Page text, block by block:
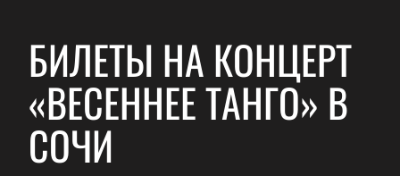
БИЛЕТЫ НА КОНЦЕРТ
«ВЕСЕННЕЕ ТАНГО» В
СОЧИ